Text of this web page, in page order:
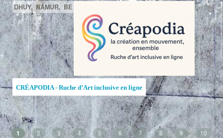
DHUY, NAMUR, BE
CRÉAPODIA - Ruche d’Art inclusive en ligne
1 2 3 4 5 6 7 8 9
10